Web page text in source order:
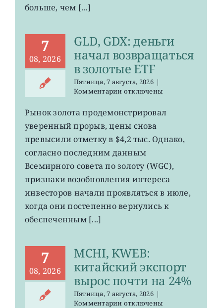
больше, чем [...]
7
08, 2026
GLD, GDX: деньги
начал возвращаться
в золотые ETF
Пятница, 7 августа, 2026 |
Комментариик
GLD,
GDX:
деньги
начал
в
золотые
отключены
Рынок золота продемонстрировал
уверенный прорыв, цены снова
превысили отметку в $4,2 тыс. Однако,
согласно последним данным
Всемирного совета по золоту (WGC),
признаки возобновления интереса
инвесторов начали проявляться в июле,
когда они постепенно вернулись к
обеспеченным [...]
7
08, 2026
MCHI, KWEB:
китайский экспорт
вырос почти на 24%
Пятница, 7 августа, 2026 |
Комментариикотключены